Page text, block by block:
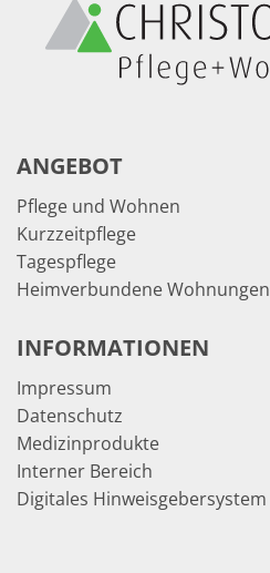
ANGEBOT
Pflege und Wohnen
Kurzzeitpflege
Tagespflege
Heimverbundene Wohnungen
INFORMATIONEN
Impressum
Datenschutz
Medizinprodukte
Interner Bereich
Digitales Hinweisgebersystem